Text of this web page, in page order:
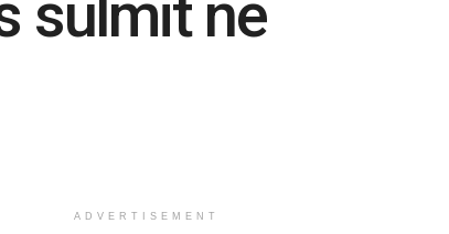
sulmit në
ADVERTISEMENT